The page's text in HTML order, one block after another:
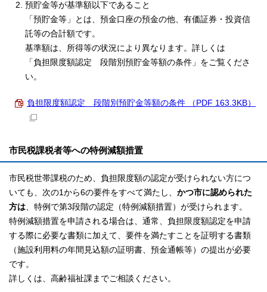
預貯金等が基準額以下であること
「預貯金等」とは、預金口座の預金の他、有価証券・投資信
託等の合計額です。
基準額は、所得等の状況により異なります。詳しくは
「負担限度額認定 段階別預貯金等額の条件」をご覧くださ
い。
負担限度額認定 段階別預貯金等額の条件 （PDF 163.3KB）
市民税課税者等への特例減額措置
市民税世帯課税のため、負担限度額の認定が受けられない方につ
いても、次の1から6の要件をすべて満たし、 かつ市に認められた
方は、特例で第3段階の認定（特例減額措置）が受けられます。
特例減額措置を申請される場合は、通常、負担限度額認定を申請
する際に必要な書類に加えて、要件を満たすことを証明する書類
（施設利用料の年間見込額の証明書、預金通帳等）の提出が必要
です。
詳しくは、高齢福祉課までご相談ください。